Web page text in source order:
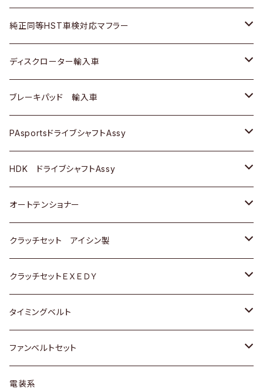
スバル
三菱
スバル
ダイハツ
マツダ
三菱
スバル
ＢＥＮＺ
ダイハツ
マツダ
三菱
スバル
いすゞ
ダイハツ
マツダ
三菱
スバル
スズキ
日産
ダイハツ
マツダ
三菱
スバル
ホンダ
スズキ
日産
ダイハツ
マツダ
三菱
スバル
ホンダ
スズキ
日産
ダイハツ
マツダ
三菱
スバル
純正同等HST車検対応マフラー
トヨタ
ホンダ
スズキ
日産
いすゞ
ダイハツ
マツダ
三菱
スバル
日野
ディスクローター輸入車
ＡＵＤＩ
ＢＥＮＺ
ＢＭＷ
GOLF
ＷＡＧＥＮ
アストロ（シボレー）
クライスラー
ブレーキパッド 輸入車
ＢＥＮＺ
ＢＭＷ
ＷＡＧＥＮ
ＶＯＬＶＯ
PAsportsドライブシャフトAssy
トヨタ
ホンダ
スズキ
日産
ダイハツ
マツダ
三菱
HDK ドライブシャフトAssy
スズキ
ダイハツ
日産
ホンダ
マツダ
オートテンショナー
トヨタ
クラッチセット アイシン製
ホンダ
スズキ
ダイハツ
マツダ
クラッチセットＥＸＥＤＹ
ホンダ
スズキ
日産
タイミングベルト
トヨタ
スズキ
ファンベルトセット
トヨタ
電装系